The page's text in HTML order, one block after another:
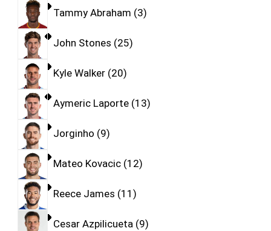
Tammy Abraham 3
John Stones 25
Kyle Walker 20
Aymeric Laporte 13
Jorginho 9
Mateo Kovacic 12
Reece James 11
Cesar Azpilicueta 9